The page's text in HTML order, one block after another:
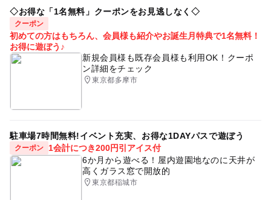
◇お得な「1名無料」クーポンをお見逃しなく◇
クーポン
初めての方はもちろん、会員様も紹介やお誕生月特典で1名無料！
お得に遊ぼう♪
新規会員様も既存会員様も利用OK！クーポ
ン詳細をチェック
東京都多摩市
駐車場7時間無料!イベント充実、お得な1DAYパスで遊ぼう
クーポン 1会計につき200円引アイス付
6か月から遊べる！屋内遊園地なのに天井が
高くガラス窓で開放的
東京都稲城市